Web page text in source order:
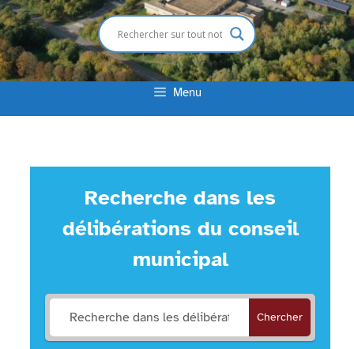
Menu
Recherche dans les
délibérations du conseil
municipal
Chercher